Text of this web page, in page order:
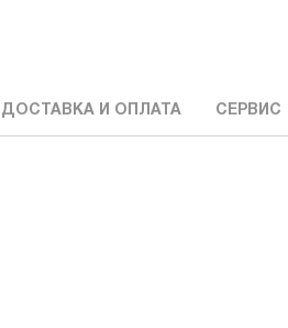
ДОСТАВКА И ОПЛАТА СЕРВИС